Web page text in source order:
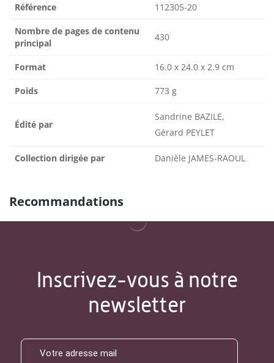
Référence 112305-20
Nombre de pages de contenu
principal
430
Format 16.0 x 24.0 x 2.9 cm
Poids 773 g
Édité par
Sandrine BAZILE,
Gérard PEYLET
Collection dirigée par Danièle JAMES-RAOUL
Recommandations
Inscrivez-vous à notre
newsletter